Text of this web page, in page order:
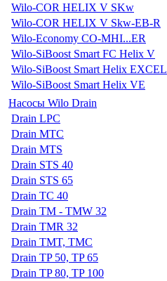
Wilo-COR HELIX V SKw
Wilo-COR HELIX V Skw-EB-R
Wilo-Economy CO-MHI...ER
Wilo-SiBoost Smart FC Helix V
Wilo-SiBoost Smart Helix EXCEL
Wilo-SiBoost Smart Helix VE
Насосы Wilo Drain
Drain LPC
Drain MTC
Drain MTS
Drain STS 40
Drain STS 65
Drain TC 40
Drain TM - TMW 32
Drain TMR 32
Drain TMT, TMC
Drain TP 50, TP 65
Drain TP 80, TP 100